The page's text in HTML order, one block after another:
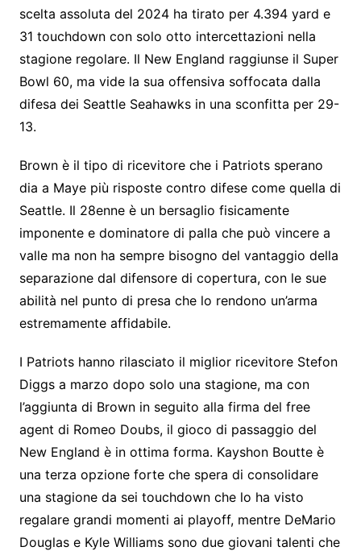
scelta assoluta del 2024 ha tirato per 4.394 yard e
31 touchdown con solo otto intercettazioni nella
stagione regolare. Il New England raggiunse il Super
Bowl 60, ma vide la sua offensiva soffocata dalla
difesa dei Seattle Seahawks in una sconfitta per 29-
13.
Brown è il tipo di ricevitore che i Patriots sperano
dia a Maye più risposte contro difese come quella di
Seattle. Il 28enne è un bersaglio fisicamente
imponente e dominatore di palla che può vincere a
valle ma non ha sempre bisogno del vantaggio della
separazione dal difensore di copertura, con le sue
abilità nel punto di presa che lo rendono un’arma
estremamente affidabile.
I Patriots hanno rilasciato il miglior ricevitore Stefon
Diggs a marzo dopo solo una stagione, ma con
l’aggiunta di Brown in seguito alla firma del free
agent di Romeo Doubs, il gioco di passaggio del
New England è in ottima forma. Kayshon Boutte è
una terza opzione forte che spera di consolidare
una stagione da sei touchdown che lo ha visto
regalare grandi momenti ai playoff, mentre DeMario
Douglas e Kyle Williams sono due giovani talenti che